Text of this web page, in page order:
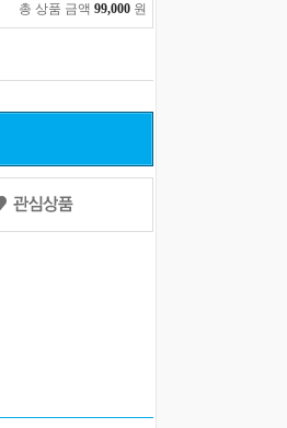
총 상품 금액 99,000 원